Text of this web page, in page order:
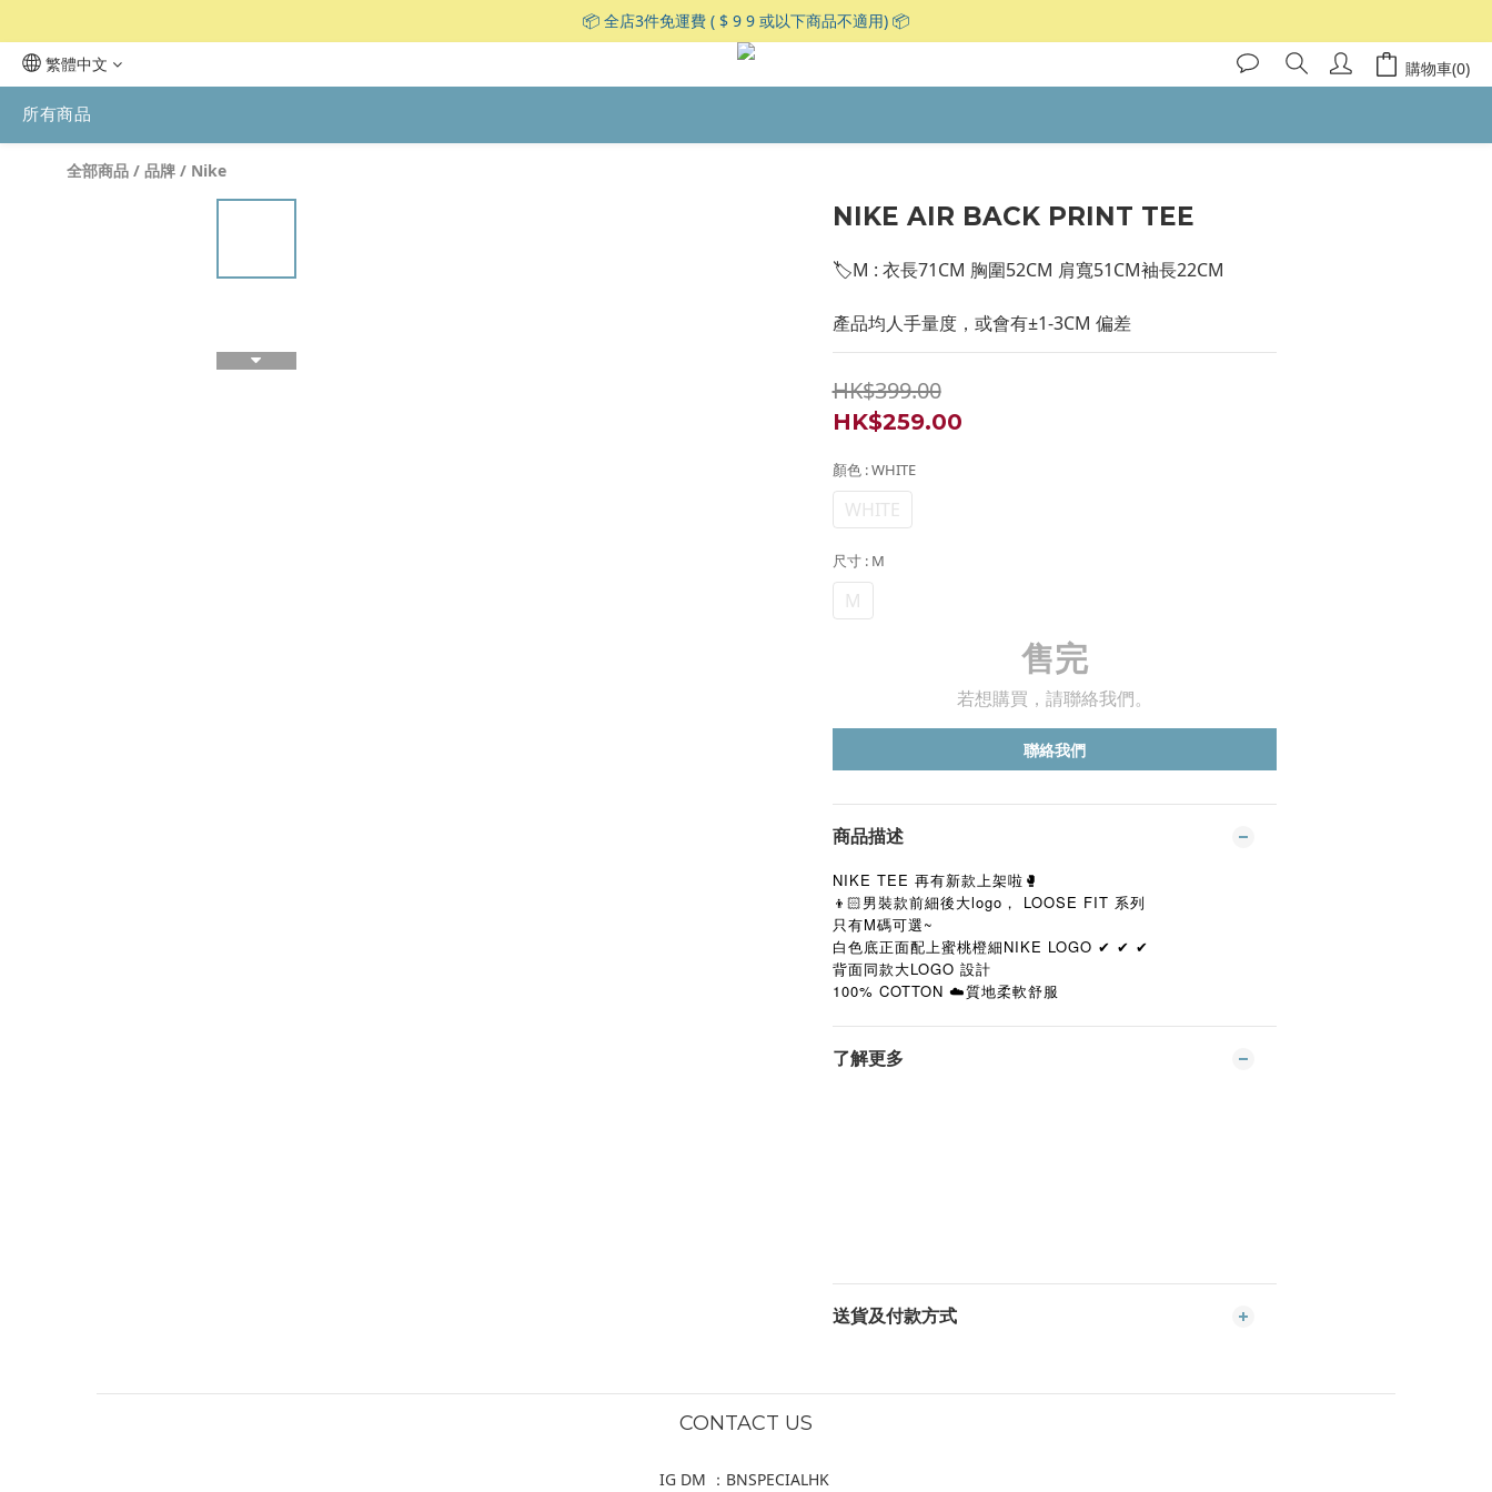
📦 全店3件免運費 ( $ 9 9 或以下商品不適用) 📦
繁體中文 購物車(0)
所有商品
全部商品 / 品牌 / Nike
NIKE AIR BACK PRINT TEE
🏷M : 衣長71CM 胸圍52CM 肩寬51CM袖長22CM
產品均人手量度，或會有±1-3CM 偏差
HK$399.00
HK$259.00
顏色 : WHITE
WHITE
尺寸 : M
M
售完
若想購買，請聯絡我們。
聯絡我們
商品描述
NIKE TEE 再有新款上架啦🥊
👦🏻男裝款前細後大logo， LOOSE FIT 系列
只有M碼可選~
白色底正面配上蜜桃橙細NIKE LOGO ✔︎ ✔︎ ✔︎
背面同款大LOGO 設計
100% COTTON ☁️質地柔軟舒服
了解更多
送貨及付款方式
CONTACT US
IG DM ：BNSPECIALHK